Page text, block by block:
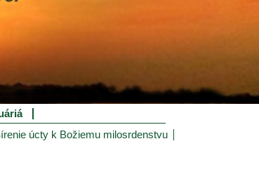
úcty k Božiemu milosrdenstvu